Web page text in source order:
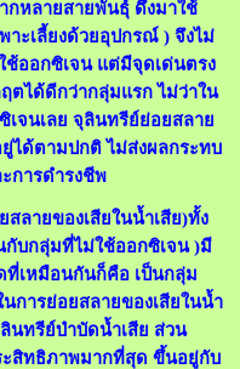
กหลายสายพันธุ์ ดึงมาใช้
าะเลี้ยงด้วยอุปกรณ์ ) จึงไม่
ออกซิเจน แต่มีจุดเด่นตรง
ได้ดีกว่ากลุ่มแรก ไม่ว่าใน
จนเลย จุลินทรีย์ย่อยสลาย
ได้ตามปกติ ไม่ส่งผลกระทบ
การดำรงชีพ
ลายของเสียในน้ำเสีย)ทั้ง
บกลุ่มที่ไม่ใช้ออกซิเจน )มี
เหมือนกันก็คือ เป็นกลุ่ม
ารย่อยสลายของเสียในน้ำ
นทรีย์บำบัดน้ำเสีย ส่วน
สิทธิภาพมากที่สุด ขึ้นอยู่กับ